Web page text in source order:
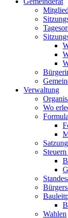
Verwaltung
Wo
Wahlen